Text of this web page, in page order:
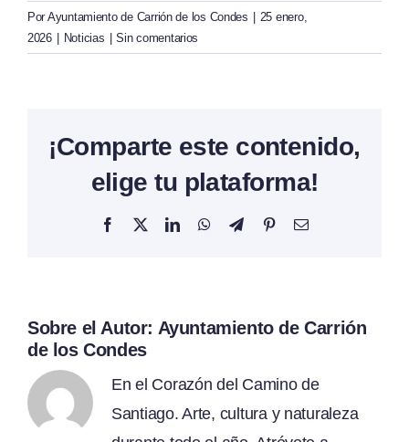
Por Ayuntamiento de Carrión de los Condes
25 enero,
2026
Noticias Sin comentarios
¡Comparte este contenido,
elige tu plataforma!
Facebook
X LinkedInWhatsAppTelegramPinterestCorreo
Sobre el Autor: Ayuntamiento de Carrión
de los Condes
En el Corazón del Camino de
Santiago. Arte, cultura y naturaleza